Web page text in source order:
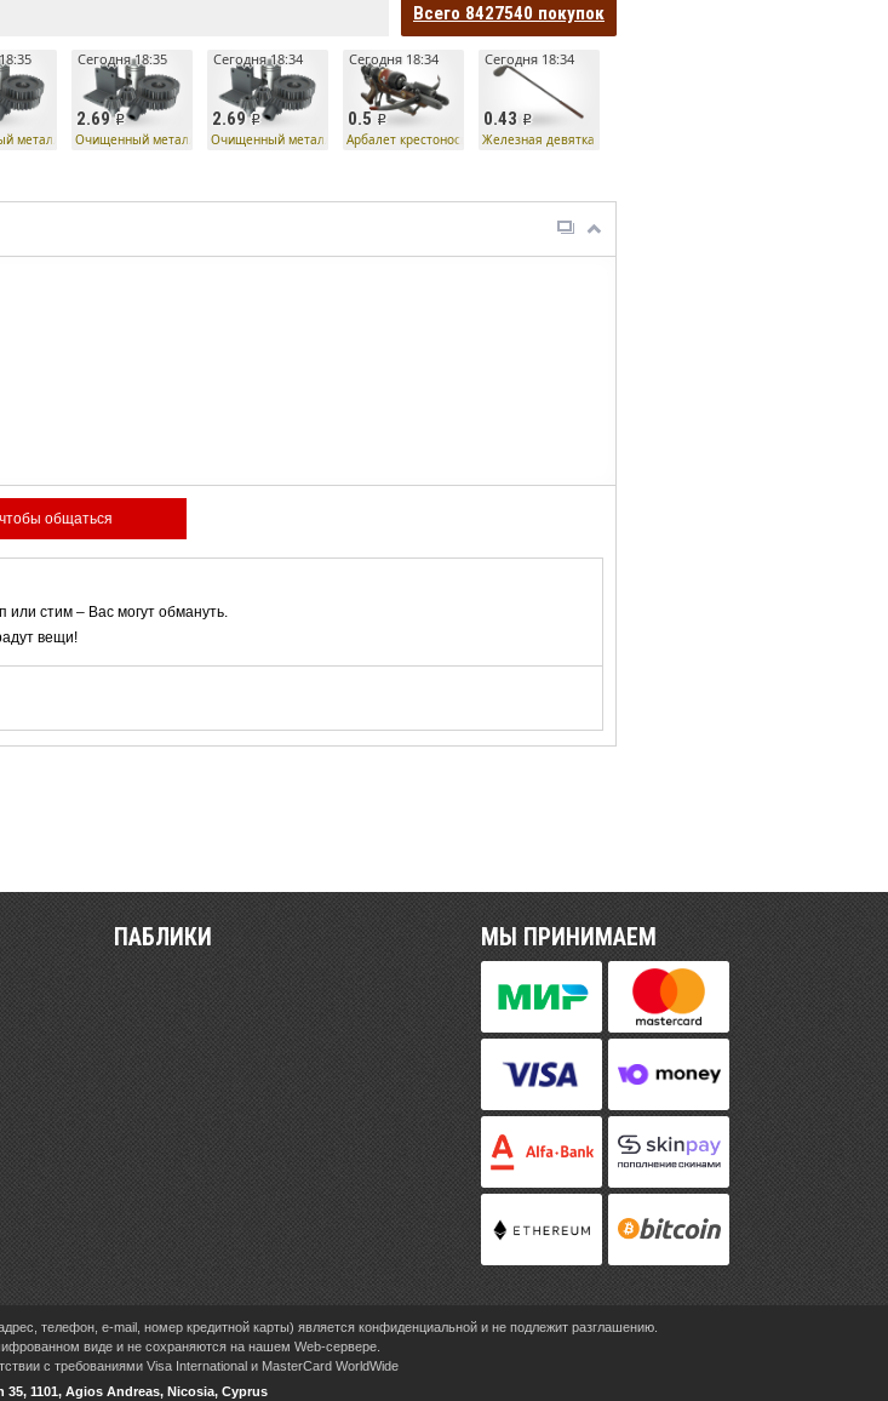
Всего 8427540 покупок
металл
2.69
Сегодня 18:35
Очищенный металл
2.69
Сегодня 18:34
Очищенный металл
0.5
Сегодня 18:34
Арбалет крестоносца
0.43
Сегодня 18:34
Железная девятка Несси
общаться
или стим – Вас могут обмануть.
вещи!
ПАБЛИКИ МЫ ПРИНИМАЕМ
телефон, e-mail, номер кредитной карты) является конфиденциальной и не подлежит разглашению.
виде и не сохраняются на нашем Web-сервере.
с требованиями Visa International и MasterCard WorldWide
35, 1101, Agios Andreas, Nicosia, Cyprus